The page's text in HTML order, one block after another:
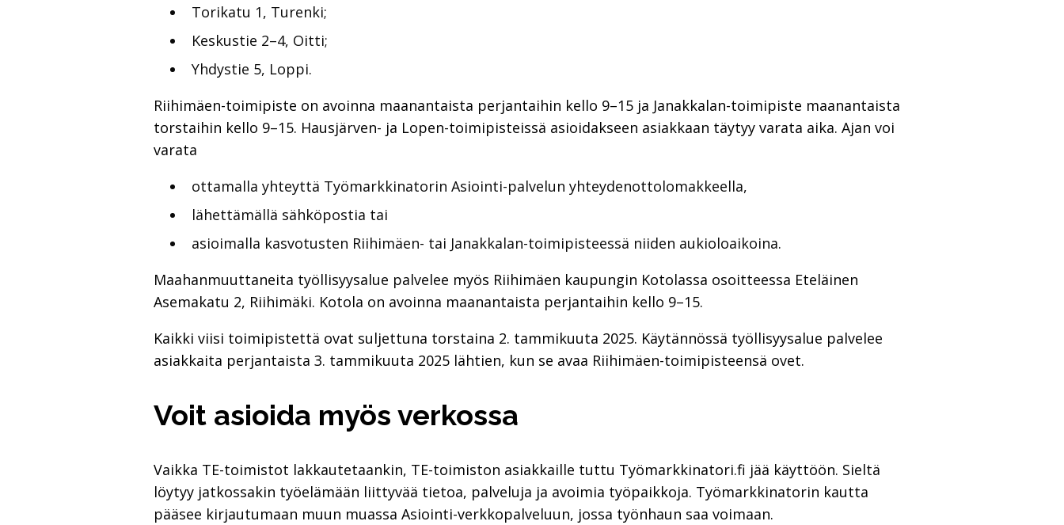
Torikatu 1, Turenki;
Keskustie 2–4, Oitti;
Yhdystie 5, Loppi.
Riihimäen-toimipiste on avoinna maanantaista perjantaihin kello 9–15 ja Janakkalan-toimipiste maanantaista
torstaihin kello 9–15. Hausjärven- ja Lopen-toimipisteissä asioidakseen asiakkaan täytyy varata aika. Ajan voi
varata
ottamalla yhteyttä Työmarkkinatorin Asiointi-palvelun yhteydenottolomakkeella,
lähettämällä sähköpostia tai
asioimalla kasvotusten Riihimäen- tai Janakkalan-toimipisteessä niiden aukioloaikoina.
Maahanmuuttaneita työllisyysalue palvelee myös Riihimäen kaupungin Kotolassa osoitteessa Eteläinen
Asemakatu 2, Riihimäki. Kotola on avoinna maanantaista perjantaihin kello 9–15.
Kaikki viisi toimipistettä ovat suljettuna torstaina 2. tammikuuta 2025. Käytännössä työllisyysalue palvelee
asiakkaita perjantaista 3. tammikuuta 2025 lähtien, kun se avaa Riihimäen-toimipisteensä ovet.
Voit asioida myös verkossa
Vaikka TE-toimistot lakkautetaankin, TE-toimiston asiakkaille tuttu Työmarkkinatori.fi jää käyttöön. Sieltä
löytyy jatkossakin työelämään liittyvää tietoa, palveluja ja avoimia työpaikkoja. Työmarkkinatorin kautta
pääsee kirjautumaan muun muassa Asiointi-verkkopalveluun, jossa työnhaun saa voimaan.